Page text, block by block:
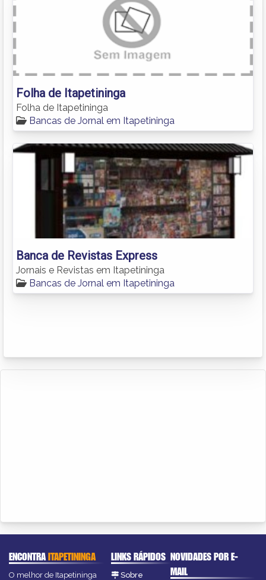
Folha de Itapetininga
Folha de Itapetininga
Bancas de Jornal em Itapetininga
Banca de Revistas Express
Jornais e Revistas em Itapetininga
Bancas de Jornal em Itapetininga
ENCONTRAITAPETININGA
O melhor de Itapetininga
LINKS RÁPIDOS
Sobre
NOVIDADES POR E-
MAIL